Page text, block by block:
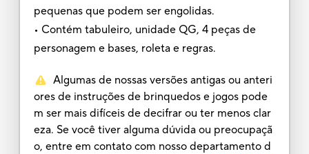
pequenas que podem ser engolidas.
• Contém tabuleiro, unidade QG, 4 peças de
personagem e bases, roleta e regras.
Algumas de nossas versões antigas ou anteri
ores de instruções de brinquedos e jogos pode
m ser mais difíceis de decifrar ou ter menos clar
eza. Se você tiver alguma dúvida ou preocupaçã
o, entre em contato com nosso departamento d